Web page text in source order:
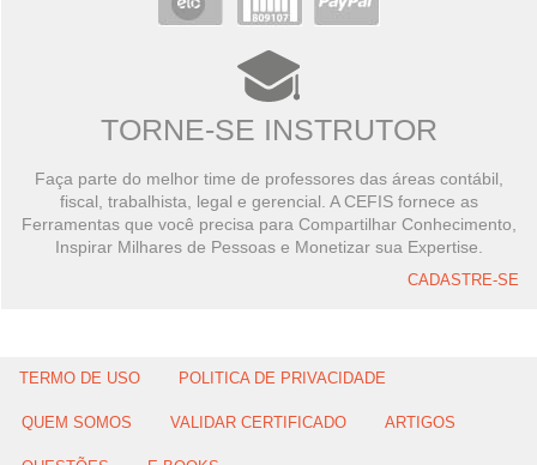
TORNE-SE INSTRUTOR
Faça parte do melhor time de professores das áreas contábil,
fiscal, trabalhista, legal e gerencial. A CEFIS fornece as
Ferramentas que você precisa para Compartilhar Conhecimento,
Inspirar Milhares de Pessoas e Monetizar sua Expertise.
CADASTRE-SE
TERMO DE USO POLITICA DE PRIVACIDADE
QUEM SOMOS VALIDAR CERTIFICADO ARTIGOS